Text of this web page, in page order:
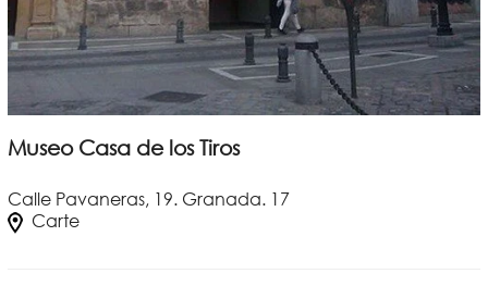
Museo Casa de los Tiros
Calle Pavaneras, 19. Granada. 17
Carte